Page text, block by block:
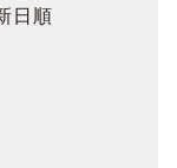
日順